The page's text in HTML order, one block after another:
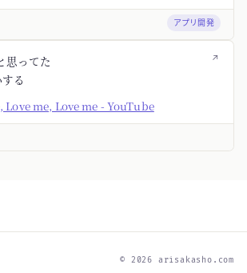
アプリ開発
↗
思ってた
る
Love me, Love me - YouTube
© 2026 arisakasho.com